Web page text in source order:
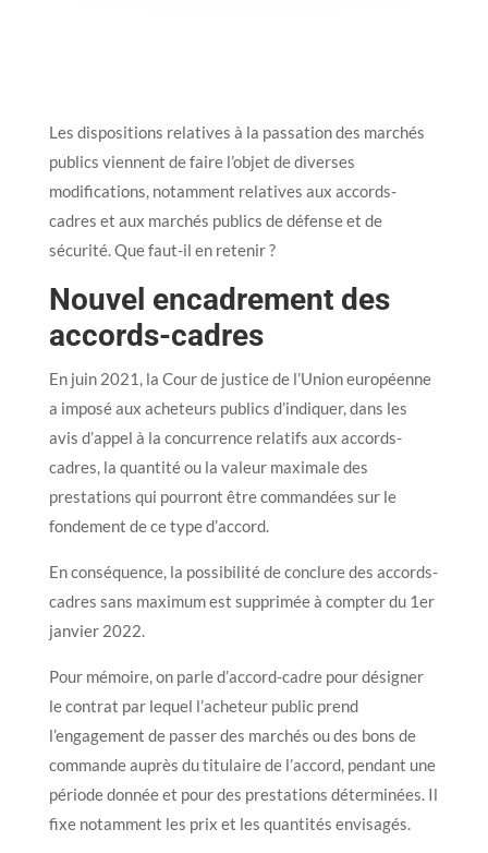
Les dispositions relatives à la passation des marchés
publics viennent de faire l’objet de diverses
modifications, notamment relatives aux accords-
cadres et aux marchés publics de défense et de
sécurité. Que faut-il en retenir ?
Nouvel encadrement des
accords-cadres
En juin 2021, la Cour de justice de l’Union européenne
a imposé aux acheteurs publics d’indiquer, dans les
avis d’appel à la concurrence relatifs aux accords-
cadres, la quantité ou la valeur maximale des
prestations qui pourront être commandées sur le
fondement de ce type d’accord.
En conséquence, la possibilité de conclure des accords-
cadres sans maximum est supprimée à compter du 1er
janvier 2022.
Pour mémoire, on parle d’accord-cadre pour désigner
le contrat par lequel l’acheteur public prend
l’engagement de passer des marchés ou des bons de
commande auprès du titulaire de l’accord, pendant une
période donnée et pour des prestations déterminées. Il
fixe notamment les prix et les quantités envisagés.